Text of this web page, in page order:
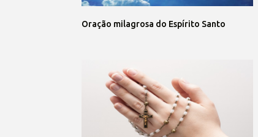
Oração milagrosa do Espírito Santo